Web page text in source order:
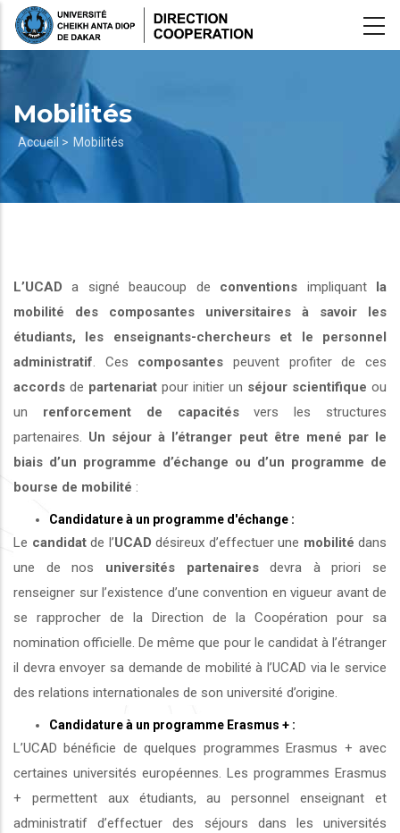
Aller
Mobilités
Fil
d'Ariane
Accueil > Mobilités
L’UCAD a signé beaucoup de conventions impliquant la
mobilité des composantes universitaires à savoir les
étudiants, les enseignants-chercheurs et le personnel
administratif . Ces composantes peuvent profiter de ces
accords de partenariat pour initier un séjour scientifique ou
un renforcement de capacitésvers les structures
partenaires. Un séjour à l’étranger peut être mené par le
biais d’un programme d’échange ou d’un programme de
bourse de mobilité :
Candidature à un programme d'échange :
Le candidatde l’UCAD désireux d’effectuer une mobilité dans
une de nos universités partenairesdevra à priori se
renseigner sur l’existence d’une convention en vigueur avant de
se rapprocher de la Direction de la Coopération pour sa
nomination officielle. De même que pour le candidat à l’étranger
il devra envoyer sa demande de mobilité à l’UCAD via le service
des relations internationales de son université d’origine.
Candidature à un programme Erasmus + :
L’UCAD bénéficie de quelques programmes Erasmus + avec
certaines universités européennes. Les programmes Erasmus
+ permettent aux étudiants, au personnel enseignant et
administratif d’effectuer des séjours dans les universités